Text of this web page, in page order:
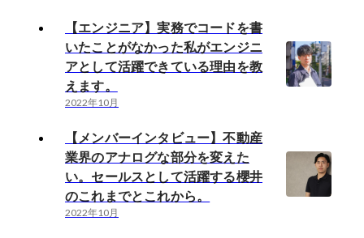
【エンジニア】実務でコードを書
いたことがなかった私がエンジニ
アとして活躍できている理由を教
えます。
2022年10月
【メンバーインタビュー】不動産
業界のアナログな部分を変えた
い。セールスとして活躍する櫻井
のこれまでとこれから。
2022年10月